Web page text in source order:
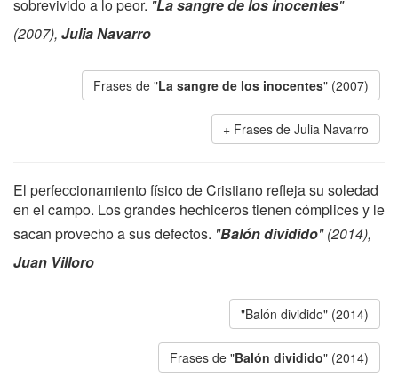
sobrevivido a lo peor. "La sangre de los inocentes"
(2007), Julia Navarro
Frases de "La sangre de los inocentes" (2007)
Frases de Julia Navarro
El perfeccionamiento físico de Cristiano refleja su soledad
en el campo. Los grandes hechiceros tienen cómplices y le
sacan provecho a sus defectos. "Balón dividido" (2014),
Juan Villoro
"Balón dividido" (2014)
Frases de "Balón dividido" (2014)